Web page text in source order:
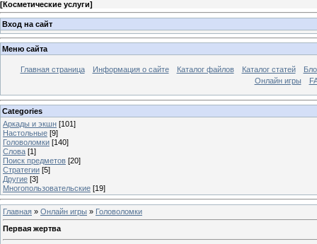
[Косметические услуги]
Вход на сайт
Меню сайта
Главная страница Информация о сайте Каталог файлов Каталог статей
Онлайн игры
Categories
Аркады и экшн [101]
Настольные [9]
Головоломки [140]
Слова [1]
Поиск предметов [20]
Стратегии [5]
Другие [3]
Многопользовательские [19]
Главная » Онлайн игры » Головоломки
Первая жертва